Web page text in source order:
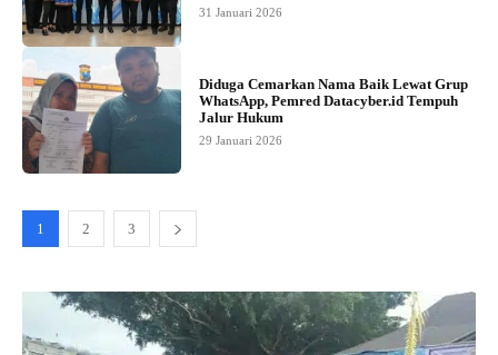
31 Januari 2026
Diduga Cemarkan Nama Baik Lewat Grup
WhatsApp, Pemred Datacyber.id Tempuh
Jalur Hukum
29 Januari 2026
1 2 3